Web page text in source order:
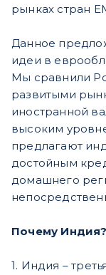
рынках стран
Данное
идеи в
Мы сравнили
развитыми
иностранной
высоким
предлагают
достойным
домашнего
Почему Индия?
1. Индия –